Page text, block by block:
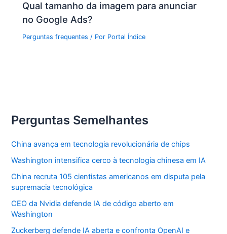
Qual tamanho da imagem para anunciar
no Google Ads?
Perguntas frequentes / Por Portal Índice
Perguntas Semelhantes
China avança em tecnologia revolucionária de chips
Washington intensifica cerco à tecnologia chinesa em IA
China recruta 105 cientistas americanos em disputa pela
supremacia tecnológica
CEO da Nvidia defende IA de código aberto em
Washington
Zuckerberg defende IA aberta e confronta OpenAI e